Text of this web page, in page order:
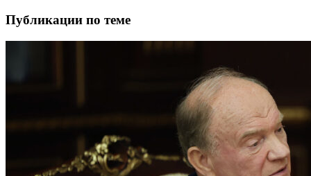
Публикации по теме